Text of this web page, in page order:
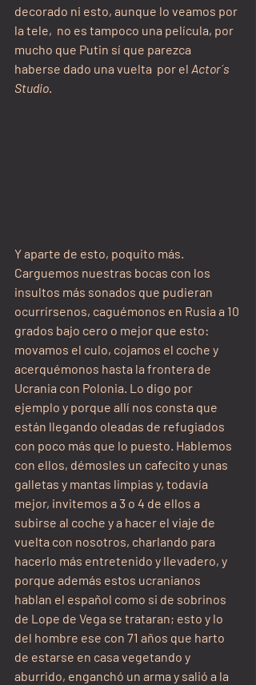
decorado ni esto, aunque lo veamos por
la tele,  no es tampoco una película, por
mucho que Putin sí que parezca
haberse dado una vuelta  por el Actor´s
Studio.
Y aparte de esto, poquito más.
Carguemos nuestras bocas con los
insultos más sonados que pudieran
ocurrírsenos, caguémonos en Rusia a 10
grados bajo cero o mejor que esto:
movamos el culo, cojamos el coche y
acerquémonos hasta la frontera de
Ucrania con Polonia. Lo digo por
ejemplo y porque allí nos consta que
están llegando oleadas de refugiados
con poco más que lo puesto. Hablemos
con ellos, démosles un cafecito y unas
galletas y mantas limpias y, todavía
mejor, invitemos a 3 o 4 de ellos a
subirse al coche y a hacer el viaje de
vuelta con nosotros, charlando para
hacerlo más entretenido y llevadero, y
porque además estos ucranianos
hablan el español como si de sobrinos
de Lope de Vega se trataran; esto y lo
del hombre ese con 71 años que harto
de estarse en casa vegetando y
aburrido, enganchó un arma y salió a la